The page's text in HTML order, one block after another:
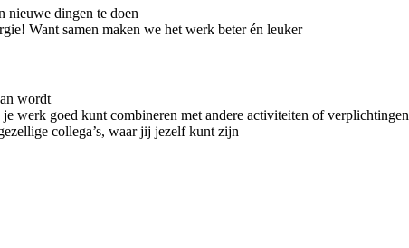
nieuwe dingen te doen
Want samen maken we het werk beter én leuker
wordt
werk goed kunt combineren met andere activiteiten of verplichtingen
collega’s, waar jij jezelf kunt zijn